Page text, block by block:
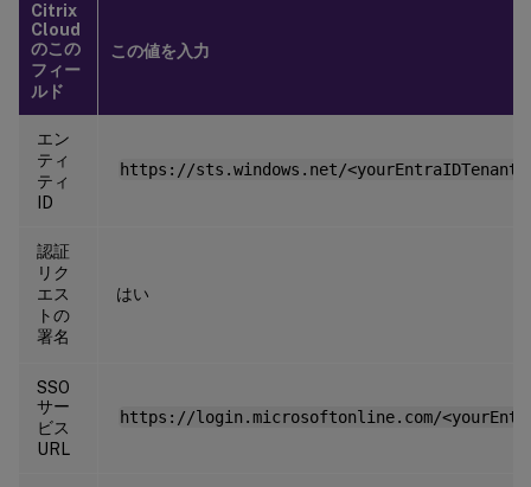
Citrix
Cloud
のこの
フィー
ルド
この値を入力
エン
ティ
ティ
ID
https://sts.windows.net/
認証
リク
エス
トの
署名
はい
SSO
サー
ビス
URL
https://login.microsoftonline.com/